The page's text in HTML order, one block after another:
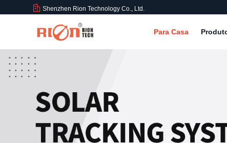
Shenzhen Rion Technology Co., Ltd.
Para Casa